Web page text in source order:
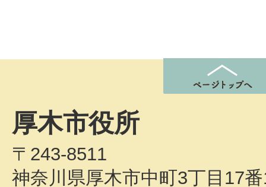
厚木市役所
〒243-8511
神奈川県厚木市中町3丁目17